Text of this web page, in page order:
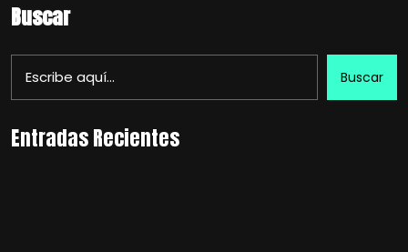
Buscar
Buscar
Entradas Recientes